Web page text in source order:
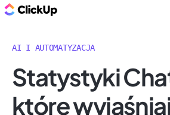
AI I AUTOMATYZACJA
Statystyki
które